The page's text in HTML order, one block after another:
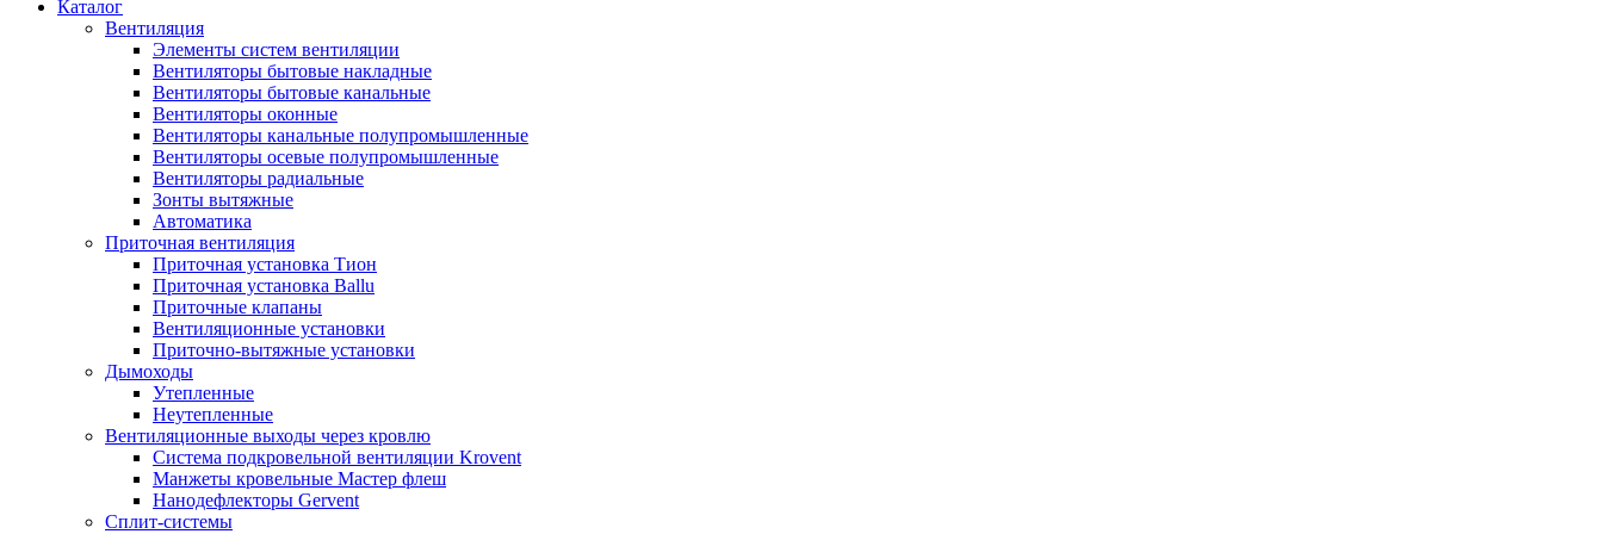
Каталог
Вентиляция
Элементы систем вентиляции
Вентиляторы бытовые накладные
Вентиляторы бытовые канальные
Вентиляторы оконные
Вентиляторы канальные полупромышленные
Вентиляторы осевые полупромышленные
Вентиляторы радиальные
Зонты вытяжные
Автоматика
Приточная вентиляция
Приточная установка Тион
Приточная установка Ballu
Приточные клапаны
Вентиляционные установки
Приточно-вытяжные установки
Дымоходы
Утепленные
Неутепленные
Вентиляционные выходы через кровлю
Система подкровельной вентиляции Krovent
Манжеты кровельные Мастер флеш
Нанодефлекторы Gervent
Сплит-системы